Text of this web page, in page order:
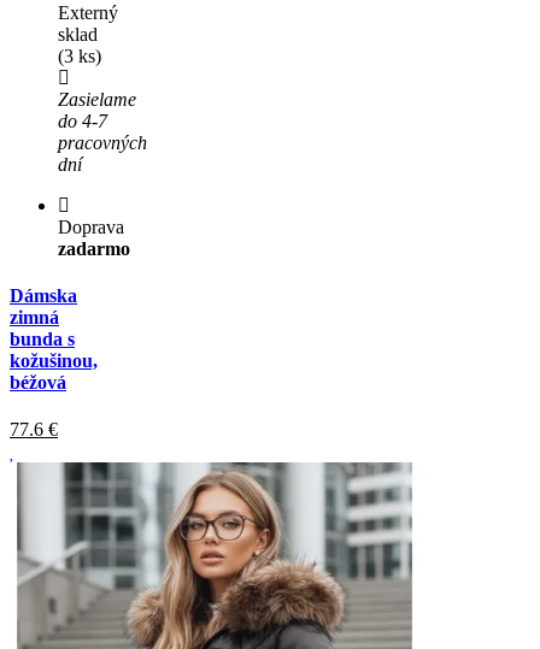
Externý
sklad
(3 ks)
Zasielame
do 4-7
pracovných
dní
Doprava
zadarmo
Dámska
zimná
bunda s
kožušinou,
béžová
77.6 €